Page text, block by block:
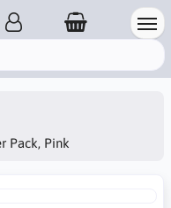
Pack, Pink